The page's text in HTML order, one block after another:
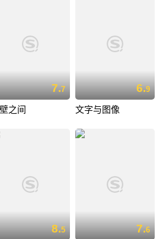
7.7
之间
6.9
文字与图像
8.5 7.6